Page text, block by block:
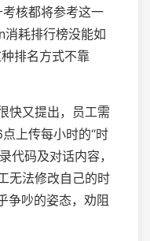
核都将参考这一
耗排行榜没能如
排名方式不靠
快又提出，员工需
上传每小时的“时
代码及对话内容，
无法修改自己的时
争吵的姿态，劝阻